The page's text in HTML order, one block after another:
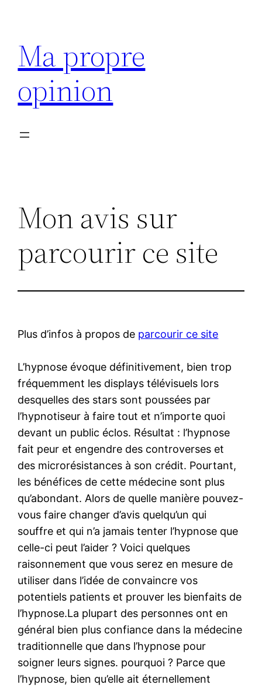
contenu
Ma propre
opinion
Mon avis sur
parcourir ce site
Plus d’infos à propos de parcourir ce site
L’hypnose évoque définitivement, bien trop
fréquemment les displays télévisuels lors
desquelles des stars sont poussées par
l’hypnotiseur à faire tout et n’importe quoi
devant un public éclos. Résultat : l’hypnose
fait peur et engendre des controverses et
des microrésistances à son crédit. Pourtant,
les bénéfices de cette médecine sont plus
qu’abondant. Alors de quelle manière pouvez-
vous faire changer d’avis quelqu’un qui
souffre et qui n’a jamais tenter l’hypnose que
celle-ci peut l’aider ? Voici quelques
raisonnement que vous serez en mesure de
utiliser dans l’idée de convaincre vos
potentiels patients et prouver les bienfaits de
l’hypnose.La plupart des personnes ont en
général bien plus confiance dans la médecine
traditionnelle que dans l’hypnose pour
soigner leurs signes. pourquoi ? Parce que
l’hypnose, bien qu’elle ait éternellement